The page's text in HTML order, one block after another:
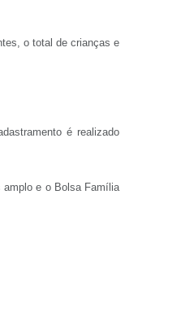
o total de crianças e
é realizado
amplo e o Bolsa Família